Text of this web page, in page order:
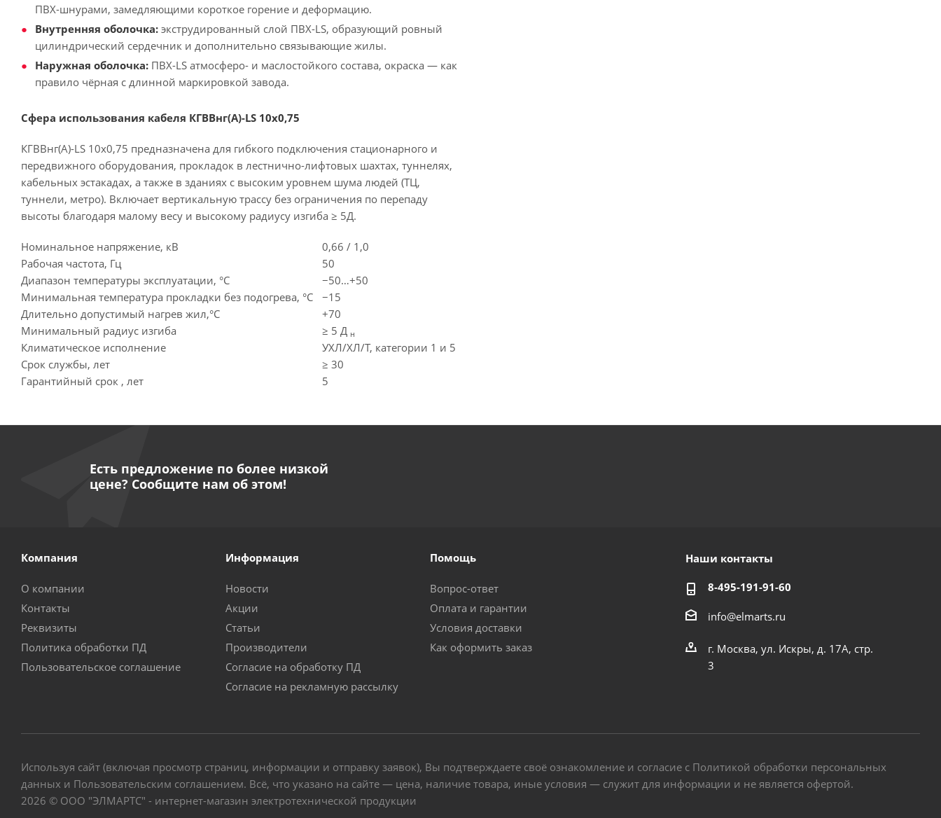
ПВХ-шнурами, замедляющими короткое горение и деформацию.
Внутренняя оболочка: экструдированный слой ПВХ-LS, образующий ровный
цилиндрический сердечник и дополнительно связывающие жилы.
Наружная оболочка: ПВХ-LS атмосферо- и маслостойкого состава, окраска — как
правило чёрная с длинной маркировкой завода.
Сфера использования кабеля КГВВнг(А)-LS 10х0,75
КГВВнг(А)-LS 10х0,75 предназначена для гибкого подключения стационарного и
передвижного оборудования, прокладок в лестнично-лифтовых шахтах, туннелях,
кабельных эстакадах, а также в зданиях с высоким уровнем шума людей (ТЦ,
туннели, метро). Включает вертикальную трассу без ограничения по перепаду
высоты благодаря малому весу и высокому радиусу изгиба ≥ 5Д.
Номинальное напряжение, кВ
0,66 / 1,0
Рабочая частота, Гц
50
Диапазон температуры эксплуатации, °C
−50…+50
Минимальная температура прокладки без подогрева, °C
−15
Длительно допустимый нагрев жил,°C
+70
Минимальный радиус изгиба
≥ 5 Д н
Климатическое исполнение
УХЛ/ХЛ/Т, категории 1 и 5
Срок службы, лет
≥ 30
Гарантийный срок , лет
5
Есть предложение по более низкой
цене? Сообщите нам об этом!
Компания
О компании
Контакты
Реквизиты
Политика обработки ПД
Пользовательское соглашение
Информация
Новости
Акции
Статьи
Производители
Согласие на обработку ПД
Согласие на рекламную рассылку
Помощь
Вопрос-ответ
Оплата и гарантии
Условия доставки
Как оформить заказ
Наши контакты
8-495-191-91-60
info@elmarts.ru
г. Москва, ул. Искры, д. 17А, стр.
3
Используя сайт (включая просмотр страниц, информации и отправку заявок), Вы подтверждаете своё ознакомление и согласие с Политикой обработки персональных
данных и Пользовательским соглашением. Всё, что указано на сайте — цена, наличие товара, иные условия — служит для информации и не является офертой.
2026 © ООО "ЭЛМАРТС" - интернет-магазин электротехнической продукции